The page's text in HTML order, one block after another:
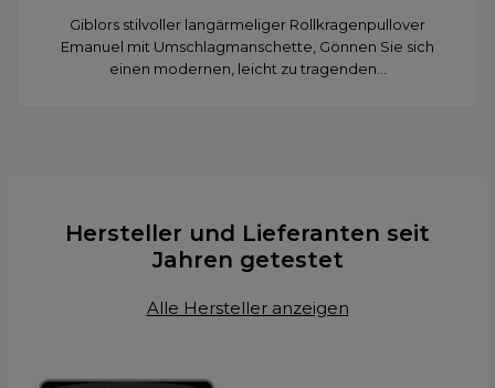
Giblors stilvoller langärmeliger Rollkragenpullover
Emanuel mit Umschlagmanschette, Gönnen Sie sich
einen modernen, leicht zu tragenden...
Hersteller und Lieferanten seit
Jahren getestet
Alle Hersteller anzeigen